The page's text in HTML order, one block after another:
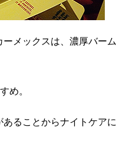
メックスは、濃厚バーム
め。
ることからナイトケアに